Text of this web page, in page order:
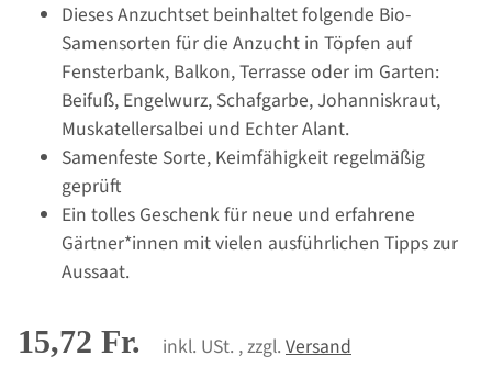
Dieses Anzuchtset beinhaltet folgende Bio-
Samensorten für die Anzucht in Töpfen auf
Fensterbank, Balkon, Terrasse oder im Garten:
Beifuß, Engelwurz, Schafgarbe, Johanniskraut,
Muskatellersalbei und Echter Alant.
Samenfeste Sorte, Keimfähigkeit regelmäßig
geprüft
Ein tolles Geschenk für neue und erfahrene
Gärtner*innen mit vielen ausführlichen Tipps zur
Aussaat.
15,72 Fr. inkl. USt. , zzgl. Versand